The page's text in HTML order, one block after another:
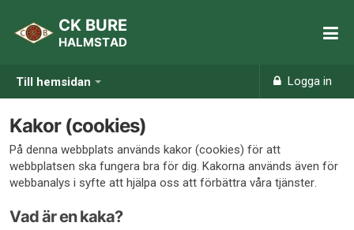
Till hemsidan Logga in
CK BURE
HALMSTAD
Kakor (cookies)
På denna webbplats används kakor (cookies) för att
webbplatsen ska fungera bra för dig. Kakorna används även för
webbanalys i syfte att hjälpa oss att förbättra våra tjänster.
Vad är en kaka?